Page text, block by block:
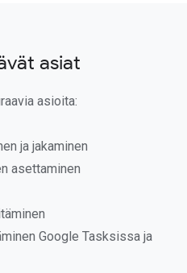
asiat
asioita:
ja jakaminen
asettaminen
Google Tasksissa ja